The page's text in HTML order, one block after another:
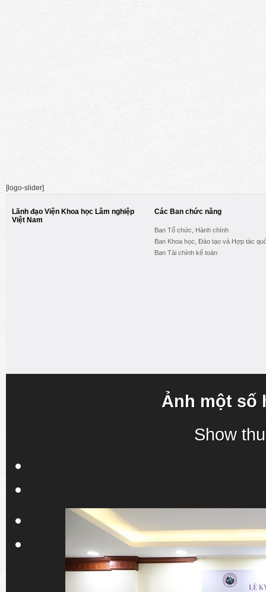
[logo-slider]
Lãnh đạo Viện Khoa học Lâm nghiệp
Việt Nam
Các Ban chức năng
Ban Tổ chức, Hành chính
Ban Khoa học, Đào tạo và Hợp tác
Ban Tài chính kế toán
Ảnh một số
Show